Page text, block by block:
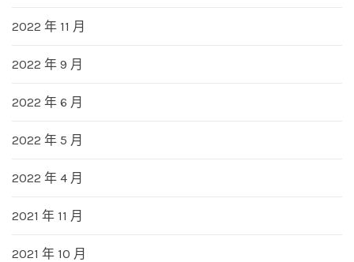
2022 年 11 月
2022 年 9 月
2022 年 6 月
2022 年 5 月
2022 年 4 月
2021 年 11 月
2021 年 10 月